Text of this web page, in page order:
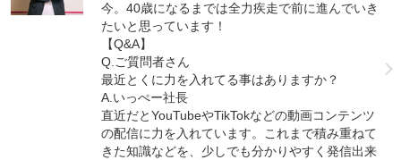
今。40歳になるまでは全力疾走で前に進んでいき
たいと思っています！
【Q&A】
Q.ご質問者さん
最近とくに力を入れてる事はありますか？
A.いっぺー社長
直近だとYouTubeやTikTokなどの動画コンテンツ
の配信に力を入れています。これまで積み重ねて
きた知識などを、少しでも分かりやすく発信出来